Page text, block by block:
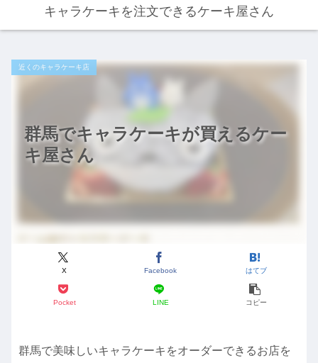
キャラケーキを注文できるケーキ屋さん
群馬でキャラケーキが買えるケー
キ屋さん
近くのキャラケーキ店
X Facebook はてブ
Pocket LINE コピー
群馬で美味しいキャラケーキをオーダーできるお店を